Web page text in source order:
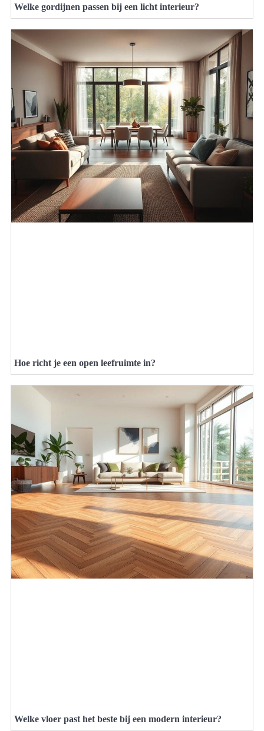
Welke gordijnen passen bij een licht interieur?
Hoe richt je een open leefruimte in?
Welke vloer past het beste bij een modern interieur?